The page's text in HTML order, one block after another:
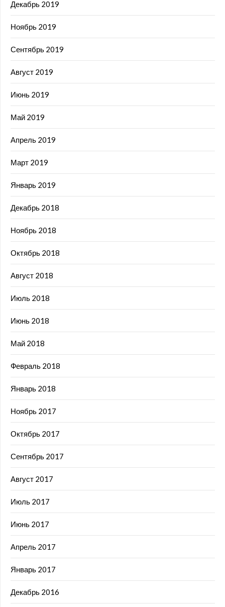
Декабрь 2019
Ноябрь 2019
Сентябрь 2019
Август 2019
Июнь 2019
Май 2019
Апрель 2019
Март 2019
Январь 2019
Декабрь 2018
Ноябрь 2018
Октябрь 2018
Август 2018
Июль 2018
Июнь 2018
Май 2018
Февраль 2018
Январь 2018
Ноябрь 2017
Октябрь 2017
Сентябрь 2017
Август 2017
Июль 2017
Июнь 2017
Апрель 2017
Январь 2017
Декабрь 2016